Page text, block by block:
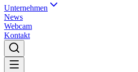
Unternehmen
News
Webcam
Kontakt